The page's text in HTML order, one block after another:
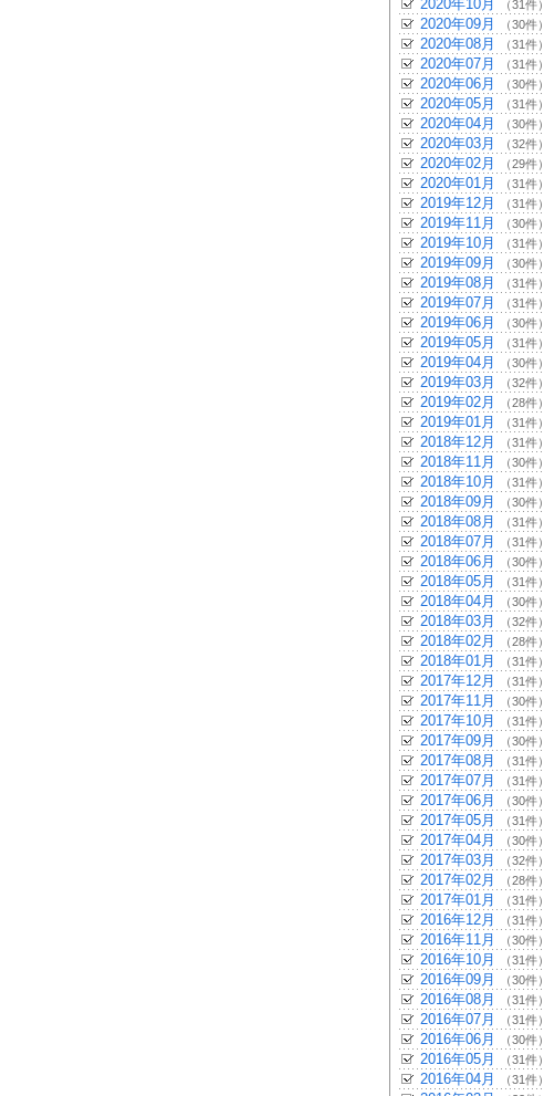
2020年10月 （31件）
2020年09月 （30件）
2020年08月 （31件）
2020年07月 （31件）
2020年06月 （30件）
2020年05月 （31件）
2020年04月 （30件）
2020年03月 （32件）
2020年02月 （29件）
2020年01月 （31件）
2019年12月 （31件）
2019年11月 （30件）
2019年10月 （31件）
2019年09月 （30件）
2019年08月 （31件）
2019年07月 （31件）
2019年06月 （30件）
2019年05月 （31件）
2019年04月 （30件）
2019年03月 （32件）
2019年02月 （28件）
2019年01月 （31件）
2018年12月 （31件）
2018年11月 （30件）
2018年10月 （31件）
2018年09月 （30件）
2018年08月 （31件）
2018年07月 （31件）
2018年06月 （30件）
2018年05月 （31件）
2018年04月 （30件）
2018年03月 （32件）
2018年02月 （28件）
2018年01月 （31件）
2017年12月 （31件）
2017年11月 （30件）
2017年10月 （31件）
2017年09月 （30件）
2017年08月 （31件）
2017年07月 （31件）
2017年06月 （30件）
2017年05月 （31件）
2017年04月 （30件）
2017年03月 （32件）
2017年02月 （28件）
2017年01月 （31件）
2016年12月 （31件）
2016年11月 （30件）
2016年10月 （31件）
2016年09月 （30件）
2016年08月 （31件）
2016年07月 （31件）
2016年06月 （30件）
2016年05月 （31件）
2016年04月 （31件）